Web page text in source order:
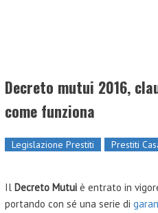
Decreto mutui 2016,
come funziona
Legislazione Prestiti Prestiti
Il Decreto Mutuiè entrato in
portando con sé una serie di